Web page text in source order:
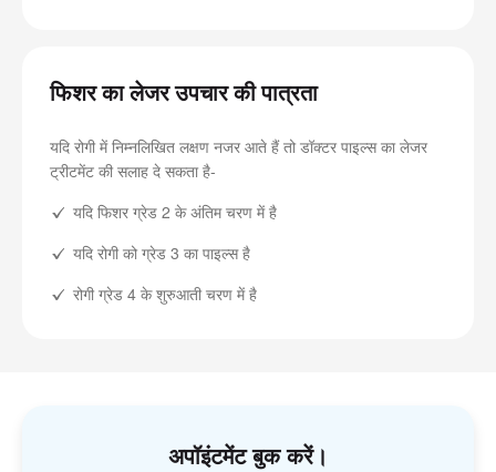
फिशर का लेजर उपचार की पात्रता
यदि रोगी में निम्नलिखित लक्षण नजर आते हैं तो डॉक्टर पाइल्स का लेजर
ट्रीटमेंट की सलाह दे सकता है-
यदि फिशर ग्रेड 2 के अंतिम चरण में है
यदि रोगी को ग्रेड 3 का पाइल्स है
रोगी ग्रेड 4 के शुरुआती चरण में है
अपॉइंटमेंट बुक करें।